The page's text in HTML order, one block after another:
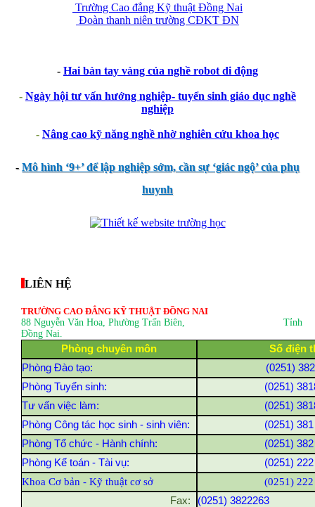
Trường Cao đẳng Kỹ thuật Đồng Nai
Đoàn thanh niên trường CĐKT ĐN
- Hai bàn tay vàng của nghề robot di động
- Ngày hội tư vấn hướng nghiệp- tuyển sinh giáo dục nghề
nghiệp
- Nâng cao kỹ năng nghề nhờ nghiên cứu khoa học
-Mô hình ‘9+’ để lập nghiệp sớm, cần sự ‘giác ngộ’ của phụ
huynh
LIÊN HỆ
TRƯỜNG CAO ĐẲNG KỸ THUẬT ĐỒNG NAI
88 Nguyễn Văn Hoa, Phường Trấn Biên , Tỉnh
Đồng Nai.
Phòng chuyên môn
Số điện
Phòng Đào tạo:
(0251)
Phòng Tuyển sinh:
(0251)
Tư vấn việc làm:
(0251)
Phòng Công tác học sinh - sinh viên:
(0251)
Phòng Tổ chức - Hành chính:
(0251)
Phòng Kế toán - Tài vụ:
(0251)
Khoa Cơ bản - Kỹ thuật cơ sở
(0251)
Fax:
(0251) 3822263